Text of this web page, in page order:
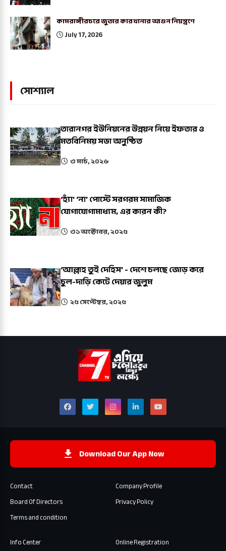
কামরাঙ্গীরচরে জুতার কারখানার আগুন নিয়ন্ত্রণে
July 17, 2026
সোশ্যাল
তারানগর ইউনিয়নের উন্নয়ন নিয়ে ইফতার ও
মতবিনিময় সভা অনুষ্ঠিত
৩ মার্চ, ২০২৬
‘হ্যাঁ’ ‘না’ পোস্টে সরগরম সামাজিক
যোগাযোগামাধ্যম, এর কারন কী?
৩১ অক্টোবর, ২০২৫
‘আল্লাহ তুই দেহিস’ - দেশে চলছে জোড় করে
চুল-দাড়ি কেটে দেয়ার জুলুম
২৫ সেপ্টেম্বর, ২০২৫
Download Our App Now
Contact
Company Profile
Board Of Directors
Privacy Policy
Terms and condition
Info Center Online Registration